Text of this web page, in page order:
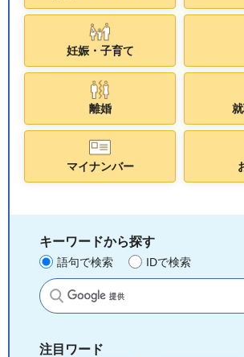
妊娠・子育て
離婚
マイナンバー
キーワードから探す
語句で検索 IDで検索
サイト内検索
注目ワード